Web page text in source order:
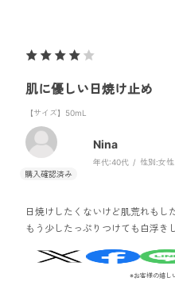
肌に優しい日焼け止め
【サイズ】50mL
Nina
年代:40代 性別:女性
日焼けしたくないけど肌荒れもし
もう少したっぷりつけても白浮き
※お客様の嬉し